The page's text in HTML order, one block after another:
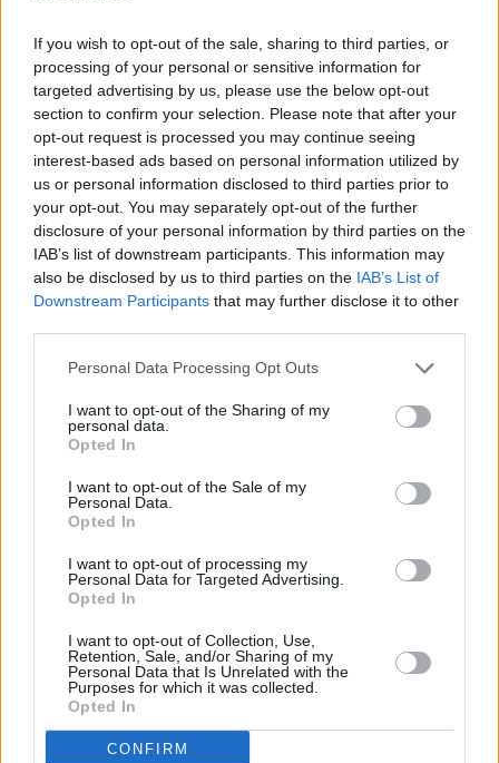
If you wish to opt-out of the sale, sharing to third parties, or
processing of your personal or sensitive information for
targeted advertising by us, please use the below opt-out
section to confirm your selection. Please note that after your
opt-out request is processed you may continue seeing
interest-based ads based on personal information utilized by
us or personal information disclosed to third parties prior to
your opt-out. You may separately opt-out of the further
disclosure of your personal information by third parties on the
IAB’s list of downstream participants. This information may
also be disclosed by us to third parties on the IAB’s List of
Downstream Participants that may further disclose it to other
Personal Data Processing Opt Outs
I want to opt-out of the Sharing of my
personal data.
Opted In
I want to opt-out of the Sale of my
Personal Data.
Opted In
I want to opt-out of processing my
Personal Data for Targeted Advertising.
Opted In
I want to opt-out of Collection, Use,
Retention, Sale, and/or Sharing of my
Personal Data that Is Unrelated with the
Purposes for which it was collected.
Opted In
CONFIRM
Αυτό το όμορφο, χρωματιστό φυτό είναι επιβλαβές για
τις γάτες. Η κατάποση καλαγχόης προκαλεί
γαστρεντερικό ερεθισμό και αλλαγές στους
καρδιακούς παλμούς, οπότε καλό είναι να αποφεύγετε
να το έχετε σπίτι σας.
Κρίνα